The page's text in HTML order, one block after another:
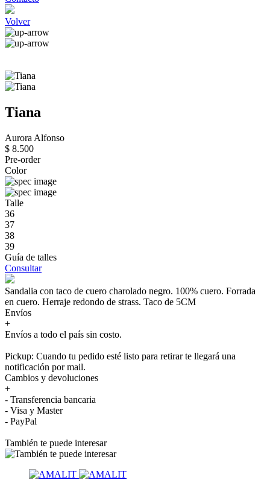
Volver
Tiana
Aurora Alfonso
$ 8.500
Pre-order
Color
Talle
36
37
38
39
Guía de talles
Consultar
Sandalia con taco de cuero charolado negro. 100% cuero. Forrada
en cuero. Herraje redondo de strass. Taco de 5CM
Envíos
+
Envíos a todo el país sin costo.
Pickup: Cuando tu pedido esté listo para retirar te llegará una
notificación por mail.
Cambios y devoluciones
+
- Transferencia bancaria
- Visa y Master
- PayPal
También te puede interesar